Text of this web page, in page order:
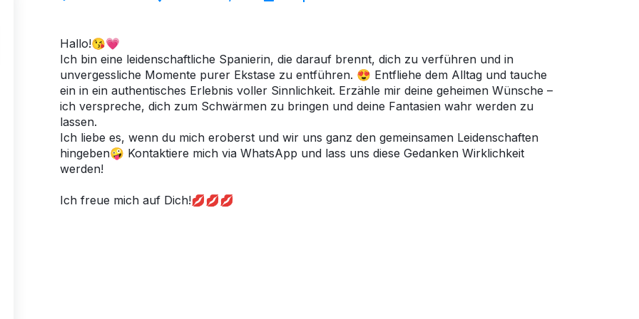
Hallo!😘💗
Ich bin eine leidenschaftliche Spanierin, die darauf brennt, dich zu verführen und in
unvergessliche Momente purer Ekstase zu entführen. 😍 Entfliehe dem Alltag und tauche
ein in ein authentisches Erlebnis voller Sinnlichkeit. Erzähle mir deine geheimen Wünsche –
ich verspreche, dich zum Schwärmen zu bringen und deine Fantasien wahr werden zu
lassen.
Ich liebe es, wenn du mich eroberst und wir uns ganz den gemeinsamen Leidenschaften
hingeben🤪 Kontaktiere mich via WhatsApp und lass uns diese Gedanken Wirklichkeit
werden!
Ich freue mich auf Dich!💋💋💋